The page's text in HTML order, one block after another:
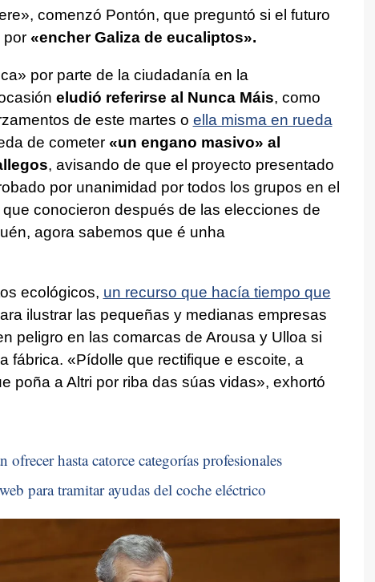
, comenzó Pontón, que preguntó si el futuro
por «encher Galiza de eucaliptos».
» por parte de la ciudadanía en la
eludió referirse al Nunca Máis, como
de este martes o ella misma en rueda
de cometer«un engano masivo» al
, avisando de que el proyecto presentado
por unanimidad por todos los grupos en el
conocieron después de las elecciones de
agora sabemos que é unha
ecológicos, un recurso que hacía tiempo que
ilustrar las pequeñas y medianas empresas
peligro en las comarcas de Arousa y Ulloa si
fábrica. «Pídolle que rectifique e escoite, a
poña a Altri por riba das súas vidas», exhortó
hasta catorce categorías profesionales
para tramitar ayudas del coche eléctrico